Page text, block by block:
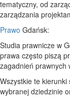
tematyczny, od
zarządzania
Prawo Gdańsk:
Studia prawnicze w
prawa często piszą
zagadnień prawnych
Wszystkie te
wybranej dziedzinie